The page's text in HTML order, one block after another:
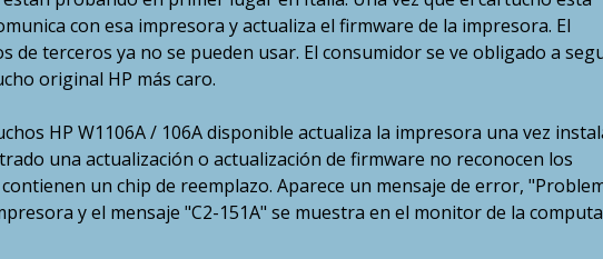
con esa impresora y actualiza el firmware de la impresora. El
de terceros ya no se pueden usar. El consumidor se ve obligado a
original HP más caro.
HP W1106A / 106A disponible actualiza la impresora una vez
una actualización o actualización de firmware no reconocen los
un chip de reemplazo. Aparece un mensaje de error,
y el mensaje "C2-151A" se muestra en el monitor de la